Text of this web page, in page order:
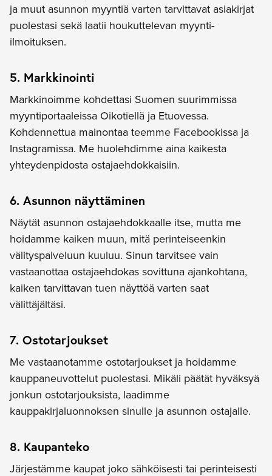
ja muut asunnon myyntiä varten tarvittavat asiakirjat
puolestasi sekä laatii houkuttelevan myynti-
ilmoituksen.
5. Markkinointi
Markkinoimme kohdettasi Suomen suurimmissa
myyntiportaaleissa Oikotiellä ja Etuovessa.
Kohdennettua mainontaa teemme Facebookissa ja
Instagramissa. Me huolehdimme aina kaikesta
yhteydenpidosta ostajaehdokkaisiin.
6. Asunnon näyttäminen
Näytät asunnon ostajaehdokkaalle itse, mutta me
hoidamme kaiken muun, mitä perinteiseenkin
välityspalveluun kuuluu. Sinun tarvitsee vain
vastaanottaa ostajaehdokas sovittuna ajankohtana,
kaiken tarvittavan tuen näyttöä varten saat
välittäjältäsi.
7. Ostotarjoukset
Me vastaanotamme ostotarjoukset ja hoidamme
kauppaneuvottelut puolestasi. Mikäli päätät hyväksyä
jonkun ostotarjouksista, laadimme
kauppakirjaluonnoksen sinulle ja asunnon ostajalle.
8. Kaupanteko
Järjestämme kaupat joko sähköisesti tai perinteisesti